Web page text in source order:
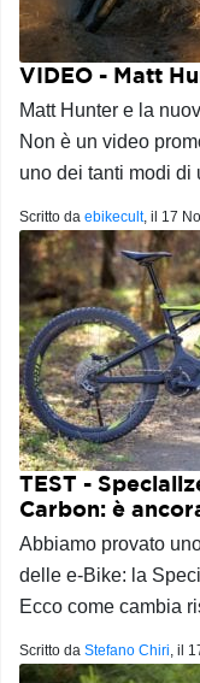
VIDEO - Matt
Matt Hunter e la
Non è un video
uno dei tanti modi di
Scritto da ebikecult, il 17
TEST -
Carbon: è
Abbiamo provato
delle e-Bike: la
Ecco come cambia
Scritto da Stefano Chiri, il